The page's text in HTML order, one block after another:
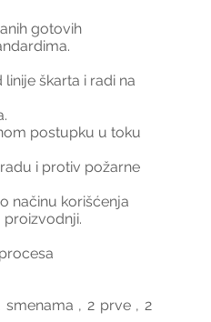
gotovih
škarta i radi na
postupku u toku
i protiv požarne
načinu korišćenja
proizvodnji.
smenama , 2 prve , 2